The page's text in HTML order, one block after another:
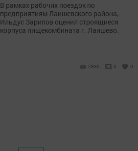
​​​​​​​В рамках рабочих поездок по
предприятиям Лаишевского района,
Ильдус Зарипов оценил строящиеся
корпуса пищекомбината г. Лаишево.
2836 0 0